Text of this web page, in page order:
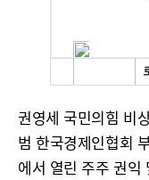
권영세 국민의힘 비
범 한국경제인협회
에서 열린 주주 권익